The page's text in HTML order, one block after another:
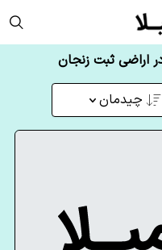
اراضی ثبت زنجان
چیدمان